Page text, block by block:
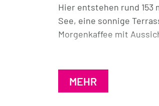
Hier entstehen rund 153
See, eine sonnige
Morgenkaffee mit
MEHR